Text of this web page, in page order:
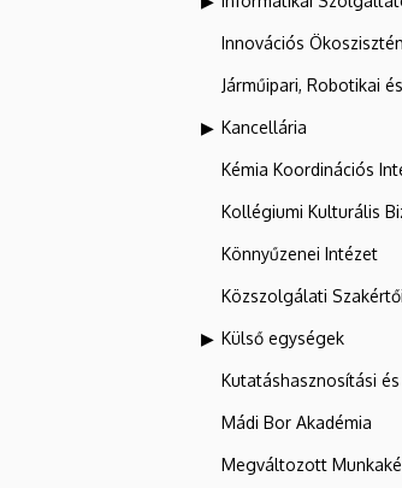
Innovációs
Járműipari, Robotikai
Kancellária
Kémia Koordinációs
Kollégiumi Kulturális
Könnyűzenei Intézet
Közszolgálati
Külső egységek
Kutatáshasznosítási
Mádi Bor Akadémia
Megváltozott